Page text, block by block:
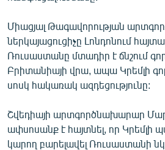
Միացյալ Թագավորության
ներկայացուցիչը Լոնդոնում
Ռուսաստանը մտադիր է ճնշում
Բրիտանիայի վրա, ապա Կրեմլի
սոսկ հակառակ ազդեցությունը:
Շվեդիայի արտգործնախարար
ափսոսանք է հայտնել, որ Կրեմլի
կարող բարելավել Ռուսաստանի